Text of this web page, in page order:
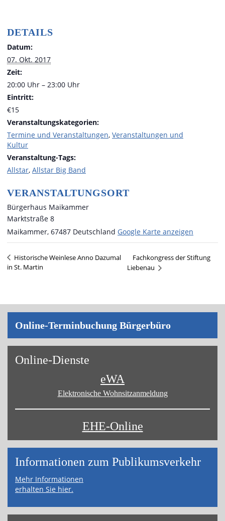
Online-Terminbuchung Bürgerbüro
Online-Dienste
eWA
Elektronische Wohnsitz­anmeldung
EHE-Online
Informa­tionen zum Publikums­­verkehr
Mehr Informationen
erhalten Sie hier.
DETAILS
Datum:
07. Okt. 2017
Zeit:
20:00 Uhr – 23:00 Uhr
Eintritt:
€15
Veranstaltungskategorien:
Termine und Veranstaltungen, Veranstaltungen und
Kultur
Veranstaltung-Tags:
Allstar, Allstar Big Band
VERANSTALTUNGSORT
Bürgerhaus Maikammer
Marktstraße 8
Maikammer, 67487 Deutschland Google Karte anzeigen
Historische Weinlese Anno Dazumal
in St. Martin
Fachkongress der Stiftung
Liebenau